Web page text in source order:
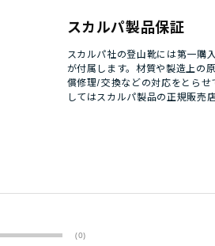
スカルパ製品保証
スカルパ社の登山靴には第一購
が付属します。材質や製造上の
償修理/交換などの対応をとら
してはスカルパ製品の正規販売
(0)